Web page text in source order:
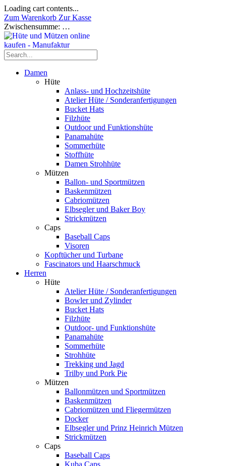
Loading cart contents...
Zum Warenkorb Zur Kasse
Zwischensumme: …
Damen
Hüte
Anlass- und Hochzeitshüte
Atelier Hüte / Sonderanfertigungen
Bucket Hats
Filzhüte
Outdoor und Funktionshüte
Panamahüte
Sommerhüte
Stoffhüte
Damen Strohhüte
Mützen
Ballon- und Sportmützen
Baskenmützen
Cabriomützen
Elbsegler und Baker Boy
Strickmützen
Caps
Baseball Caps
Visoren
Kopftücher und Turbane
Fascinators und Haarschmuck
Herren
Hüte
Atelier Hüte / Sonderanfertigungen
Bowler und Zylinder
Bucket Hats
Filzhüte
Outdoor- und Funktionshüte
Panamahüte
Sommerhüte
Strohhüte
Trekking und Jagd
Trilby und Pork Pie
Mützen
Ballonmützen und Sportmützen
Baskenmützen
Cabriomützen und Fliegermützen
Docker
Elbsegler und Prinz Heinrich Mützen
Strickmützen
Caps
Baseball Caps
Kuba Caps